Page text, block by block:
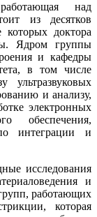
над
из десятков
которых доктора
Ядром группы
и кафедры
в том числе
ультразвуковых
и анализу,
электронных
обеспечения,
интеграции и
исследования
и
работающих
которая